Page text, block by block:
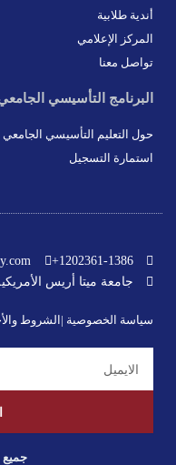
أندية طلابية
المركز الإعلامي
تواصل معنا
البرنامج التأسيسي
حول التعليم التأسيسي الجامعي
استمارة التسجيل
1202361-1386+
جامعة ميتا أريس
سياسة الخصوصية | الشروط